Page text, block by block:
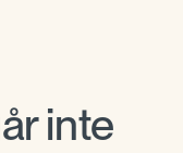
inte